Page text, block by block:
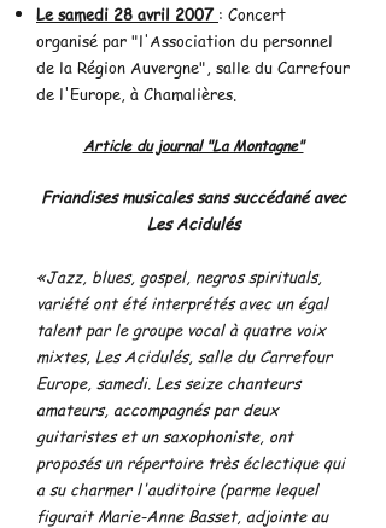
Le samedi 28 avril 2007 : Concert
organisé par "l'Association du personnel
de la Région Auvergne", salle du Carrefour
de l'Europe, à Chamalières.
Article du journal "La Montagne"
Friandises musicales sans succédané avec
Les Acidulés
«Jazz, blues, gospel, negros spirituals,
variété ont été interprétés avec un égal
talent par le groupe vocal à quatre voix
mixtes, Les Acidulés, salle du Carrefour
Europe, samedi. Les seize chanteurs
amateurs, accompagnés par deux
guitaristes et un saxophoniste, ont
proposés un répertoire très éclectique qui
a su charmer l'auditoire (parme lequel
figurait Marie-Anne Basset, adjointe au